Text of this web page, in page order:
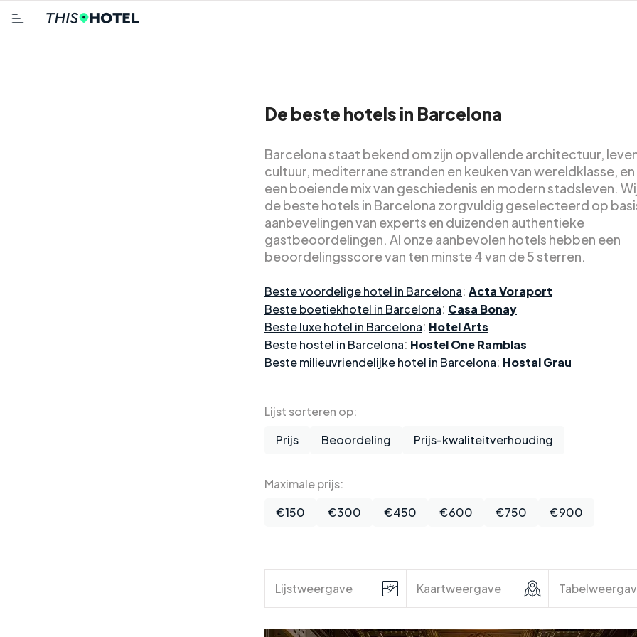
De beste hotels in Barcelona
Barcelona staat bekend om zijn opvallende architectuur,
cultuur, mediterrane stranden en keuken van wereldklasse,
een boeiende mix van geschiedenis en modern stadsleven.
de beste hotels in Barcelona zorgvuldig geselecteerd op
aanbevelingen van experts en duizenden authentieke
gastbeoordelingen. Al onze aanbevolen hotels hebben een
beoordelingsscore van ten minste 4 van de 5 sterren.
Beste voordelige hotel in Barcelona: Acta Voraport
Beste boetiekhotel in Barcelona: Casa Bonay
Beste luxe hotel in Barcelona: Hotel Arts
Beste hostel in Barcelona: Hostel One Ramblas
Beste milieuvriendelijke hotel in Barcelona: Hostal Grau
Lijst sorteren op:
Prijs
Beoordeling Prijs-kwaliteitverhouding
Maximale prijs:
€150
€300 €450 €600 €750 €900
Lijstweergave Kaartweergave